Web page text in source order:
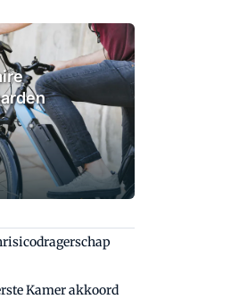
Kamer akkoord